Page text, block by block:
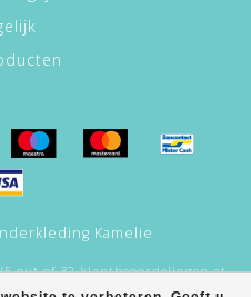
Kamelie
5out of32klantbeoordelingen at